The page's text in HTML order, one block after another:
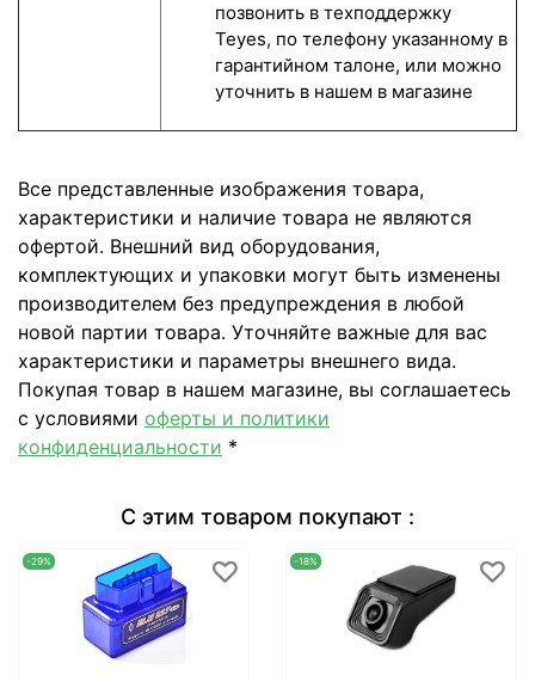
позвонить в техподдержку
Teyes, по телефону указанному в
гарантийном талоне, или можно
уточнить в нашем в магазине
Все представленные изображения товара,
характеристики и наличие товара не являются
офертой. Внешний вид оборудования,
комплектующих и упаковки могут быть изменены
производителем без предупреждения в любой
новой партии товара. Уточняйте важные для вас
характеристики и параметры внешнего вида.
Покупая товар в нашем магазине, вы соглашаетесь
с условиями оферты и политики
конфиденциальности *
С этим товаром покупают :
-29% -18%